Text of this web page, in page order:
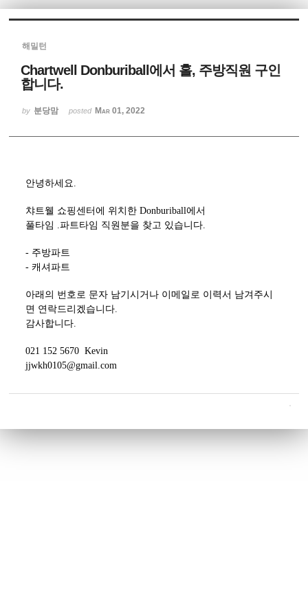
해밀턴
Chartwell Donburiball에서 홀, 주방직원 구인
합니다.
by 분당맘 posted Mar 01, 2022
안녕하세요.
챠트웰 쇼핑센터에 위치한 Donburiball에서
풀타임 .파트타임 직원분을 찾고 있습니다.
- 주방파트
- 캐셔파트
아래의 번호로 문자 남기시거나 이메일로 이력서 남겨주시
면 연락드리겠습니다.
감사합니다.
021 152 5670 Kevin
jjwkh0105@gmail.com
Sketchbook5, 스케치북5
Sketchbook5, 스케치북5